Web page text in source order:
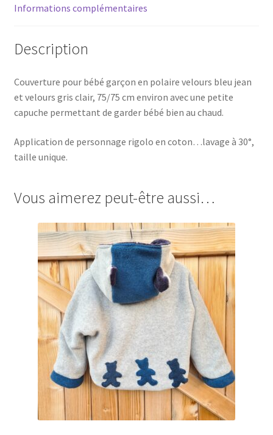
CLAIR
Informations complémentaires
Description
Couverture pour bébé garçon en polaire velours bleu jean
et velours gris clair, 75/75 cm environ avec une petite
capuche permettant de garder bébé bien au chaud.
Application de personnage rigolo en coton…lavage à 30°,
taille unique.
Vous aimerez peut-être aussi…